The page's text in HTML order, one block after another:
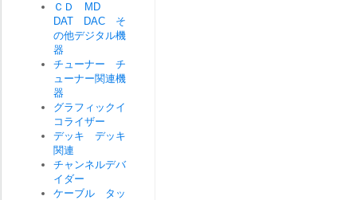
ＣＤ MD
DAT DAC そ
の他デジタル機
器
チューナー チ
ューナー関連機
器
グラフィックイ
コライザー
デッキ デッキ
関連
チャンネルデバ
イダー
ケーブル タッ